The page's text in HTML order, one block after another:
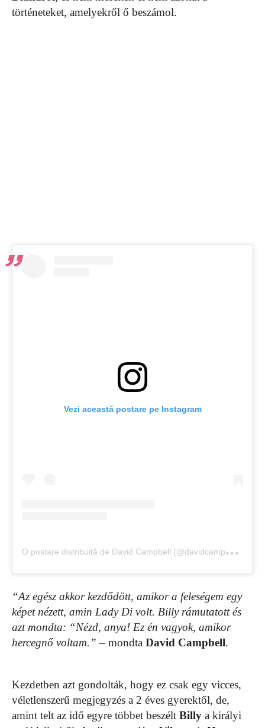
történeteket, amelyekről ő beszámol.
Vezi această postare pe Instagram
O
postare distribuită de David Campbell (@davidcampbell73)
“Az egész akkor kezdődött, amikor a feleségem egy
képet nézett, amin Lady Di volt. Billy rámutatott és
azt mondta: “Nézd, anya! Ez én vagyok, amikor
hercegnő voltam.”– mondta David Campbell.
Kezdetben azt gondolták, hogy ez csak egy vicces,
véletlenszerű megjegyzés a 2 éves gyerektől, de,
amint telt az idő egyre többet beszélt Billy a királyi